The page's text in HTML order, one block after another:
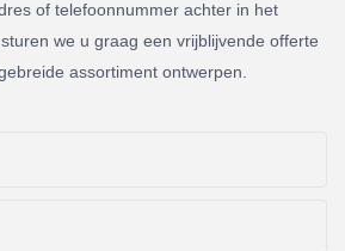
of telefoonnummer achter in het
we u graag een vrijblijvende offerte
assortiment ontwerpen.